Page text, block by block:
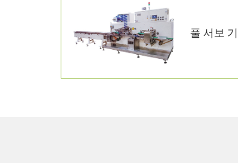
풀 서보